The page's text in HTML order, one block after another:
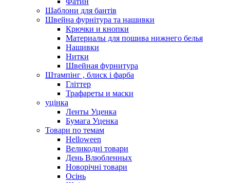
Шаблони для бантів
Швейна фурнітура та нашивки
Крючки и кнопки
Материалы для пошива нижнего белья
Нашивки
Нитки
Швейная фурнитура
Штампінг , блиск і фарба
Гліттер
Трафареты и маски
уцінка
Ленты Уценка
Бумага Уценка
Товари по темам
Helloween
Великодні товари
День Влюбленных
Новорічні товари
Осінь